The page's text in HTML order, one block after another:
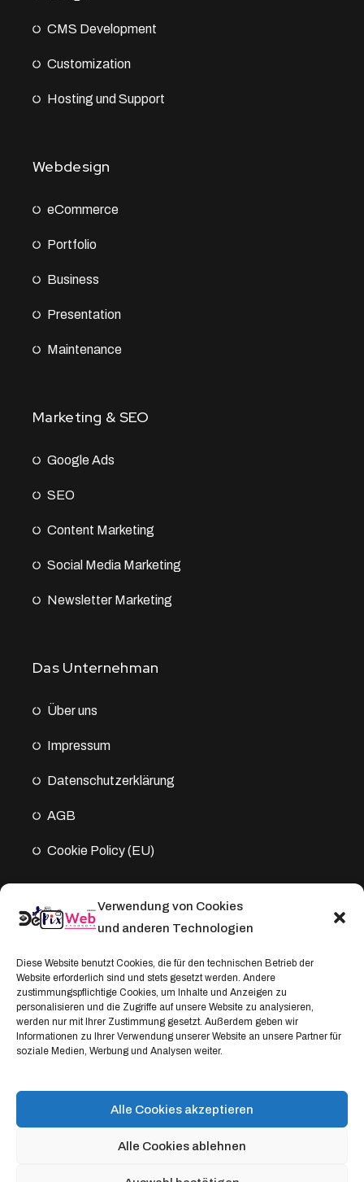
Verwendung von Cookies
und anderen Technologien
Diese Website benutzt Cookies, die für den technischen Betrieb der
Website erforderlich sind und stets gesetzt werden. Andere
zustimmungspflichtige Cookies, um Inhalte und Anzeigen zu
personalisieren und die Zugriffe auf unsere Website zu analysieren,
werden nur mit Ihrer Zustimmung gesetzt. Außerdem geben wir
Informationen zu Ihrer Verwendung unserer Website an unsere Partner für
soziale Medien, Werbung und Analysen weiter.
Alle Cookies akzeptieren
Alle Cookies ablehnen
CMS Development
Customization
Hosting und Support
Webdesign
eCommerce
Portfolio
Business
Presentation
Maintenance
Marketing & SEO
Google Ads
SEO
Content Marketing
Social Media Marketing
Newsletter Marketing
Das Unternehman
Über uns
Impressum
Datenschutz­erklärung
AGB
Cookie Policy (EU)
Kontakt
Address:
Windthorststraße 20
48153 Münster, Deutschland
WhatsApp:
+4917664335685
Email
service@depixweb.de